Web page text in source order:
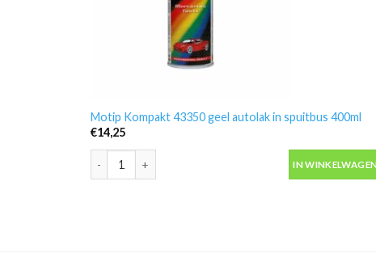
Motip Kompakt 43350 geel autolak in spuitbus 400ml
€14,25
Motip Kompakt 43350 geel autolak in spuitbus 400ml
IN